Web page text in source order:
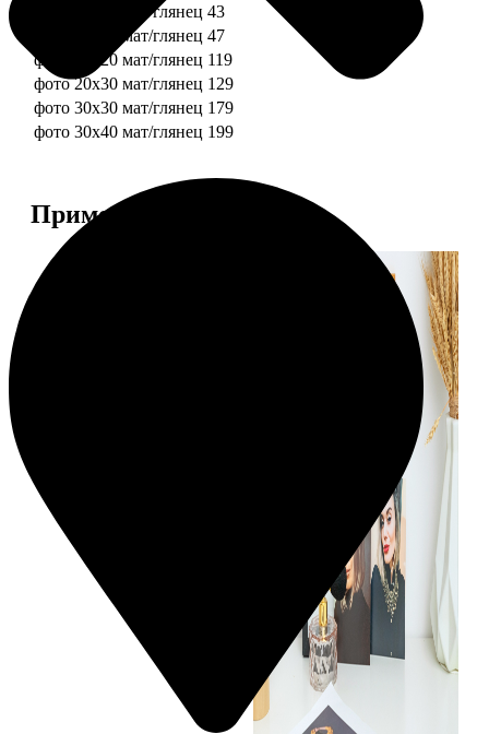
фото 15х15 мат/глянец 43
фото 15х20 мат/глянец 47
фото 20х20 мат/глянец 119
фото 20х30 мат/глянец 129
фото 30х30 мат/глянец 179
фото 30х40 мат/глянец 199
Примеры работ